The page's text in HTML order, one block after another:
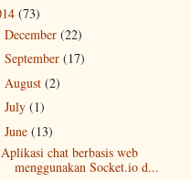
(73)
December (22)
September (17)
August (2)
July (1)
June (13)
Aplikasi chat berbasis web
menggunakan Socket.io d...